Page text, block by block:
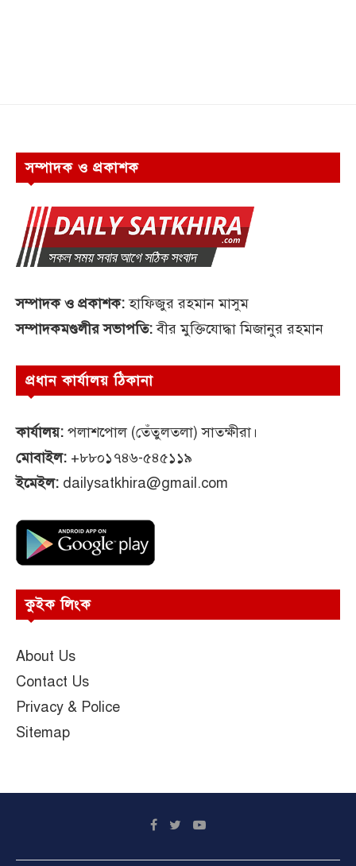
সম্পাদক ও প্রকাশক
সম্পাদক ও প্রকাশক:হাফিজুর রহমান মাসুম
সম্পাদকমণ্ডলীর সভাপতি:বীর মুক্তিযোদ্ধা মিজানুর রহমান
প্রধান কার্যালয় ঠিকানা
কার্যালয়: পলাশপোল (তেঁতুলতলা) সাতক্ষীরা।
মোবাইল: +৮৮০১৭৪৬-৫৪৫১১৯
ইমেইল: dailysatkhira@gmail.com
কুইক লিংক
About Us
Contact Us
Privacy & Police
Sitemap